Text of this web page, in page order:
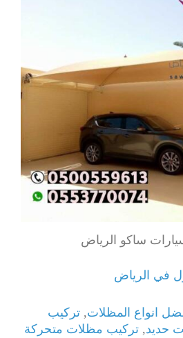
ساكو الرياض
في الرياض
انواع المظلات, تركيب
حديد, تركيب مظلات متحركة